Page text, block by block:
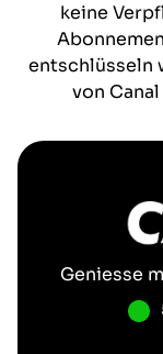
keine
entschlüsseln
von
Geniesse